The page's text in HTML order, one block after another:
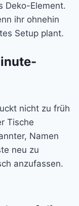
Deko-Element.
ihr ohnehin
Setup plant.
nicht zu früh
Tische
Namen
neu zu
anzufassen.